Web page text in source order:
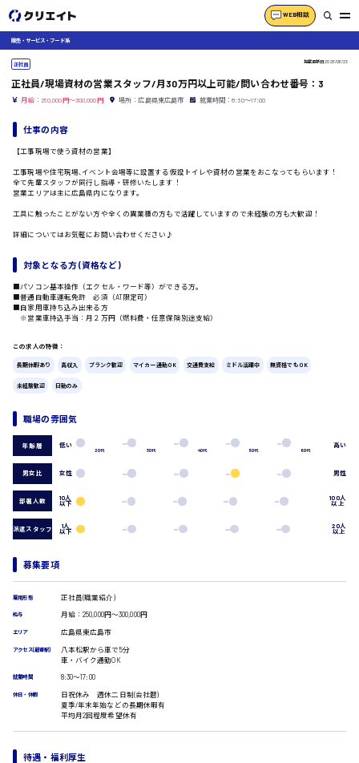
WEB相談
製造オペレーター
ピッキング・仕分け
フォークリフト
介護・医療系
医師
介護職
看護師
データ入力
コールセンターオペレーター
一般事務
営業事務
受付事務
医療事務
広島市東区
広島市佐伯区
時給1300円～
時給1400円～
販売・サービス・フード系
正社員 掲載更新日2026/06/23
正社員/現場資材の営業スタッフ/月30万円以上可能/問い合わせ番号：3
月給：250,000円～300,000円 場所：広島県東広島市 就業時間：8:30〜17:00
仕事の内容
【工事現場で使う資材の営業】
工事現場や住宅現場､イベント会場等に設置する仮設トイレや資材の営業をおこなってもらいます！
全て先輩スタッフが同行し指導・研修いたします！
営業エリアは主に広島県内になります。
工具に触ったことがない方や全くの異業種の方もで活躍していますので未経験の方も大歓迎！
詳細についてはお気軽にお問い合わせください♪
対象となる方 (資格など)
■パソコン基本操作（エクセル・ワード等）ができる方。
■普通自動車運転免許 必須（AT限定可）
■自家用車持ち込み出来る方
※営業車持込手当：月２万円（燃料費・任意保険別途支給）
この求人の特徴：
長期休暇あり 高収入 ブランク歓迎 マイカー通勤OK 交通費支給 ミドル活躍中 無資格でもOK
未経験歓迎 日勤のみ
職場の雰囲気
年齢層 低い
20代 30代 40代 50代 60代
高い
男女比 女性 男性
部署人数 10人
以下
100人
以上
派遣スタッフ 1人
以下
20人
以上
募集要項
雇用形態 正社員(職業紹介)
給与 月給：250,000円～300,000円
エリア 広島県東広島市
アクセス(最寄駅)
八本松駅から車で5分
車・バイク通勤OK
就業時間 8:30〜17:00
休日・休暇
日祝休み 週休二日制(会社暦)
夏季/年末年始などの長期休暇有
平均月2回程度希望休有
待遇・福利厚生